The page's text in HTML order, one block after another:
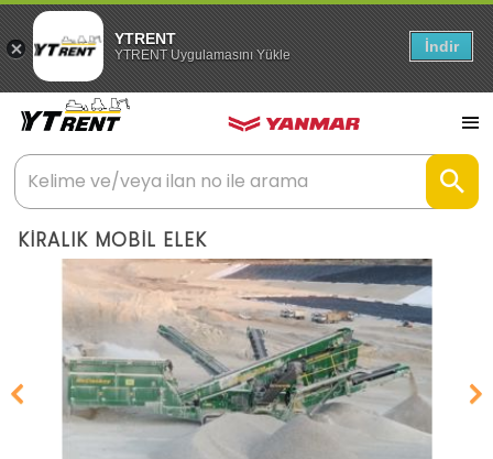
YTRENT
YTRENT Uygulamasını Yükle İndir
KİRALIK MOBİL ELEK